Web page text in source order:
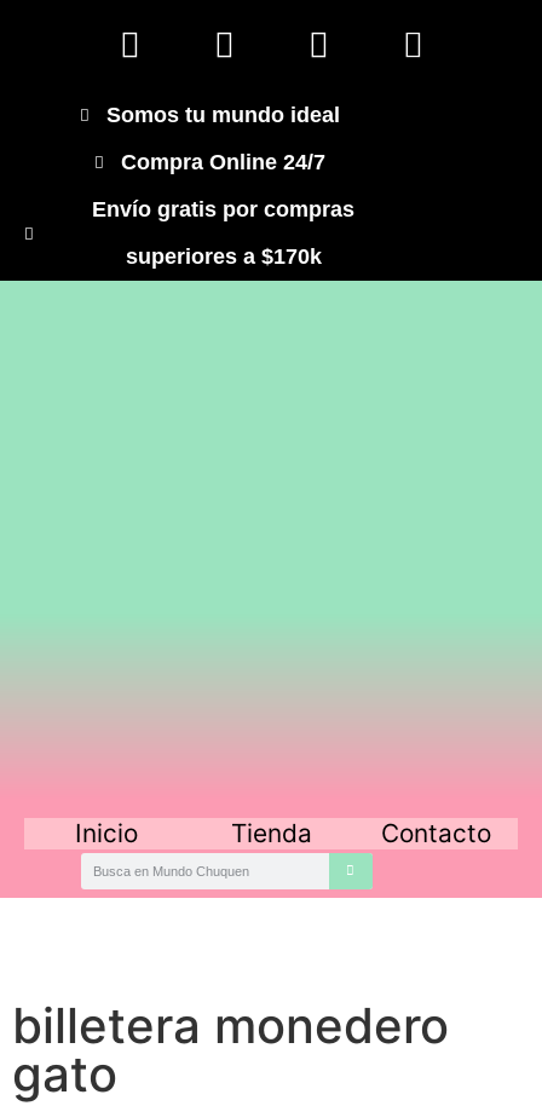
Somos tu mundo ideal
Compra Online 24/7
Envío gratis por compras
superiores a $170k
Inicio Tienda Contacto
billetera monedero
gato